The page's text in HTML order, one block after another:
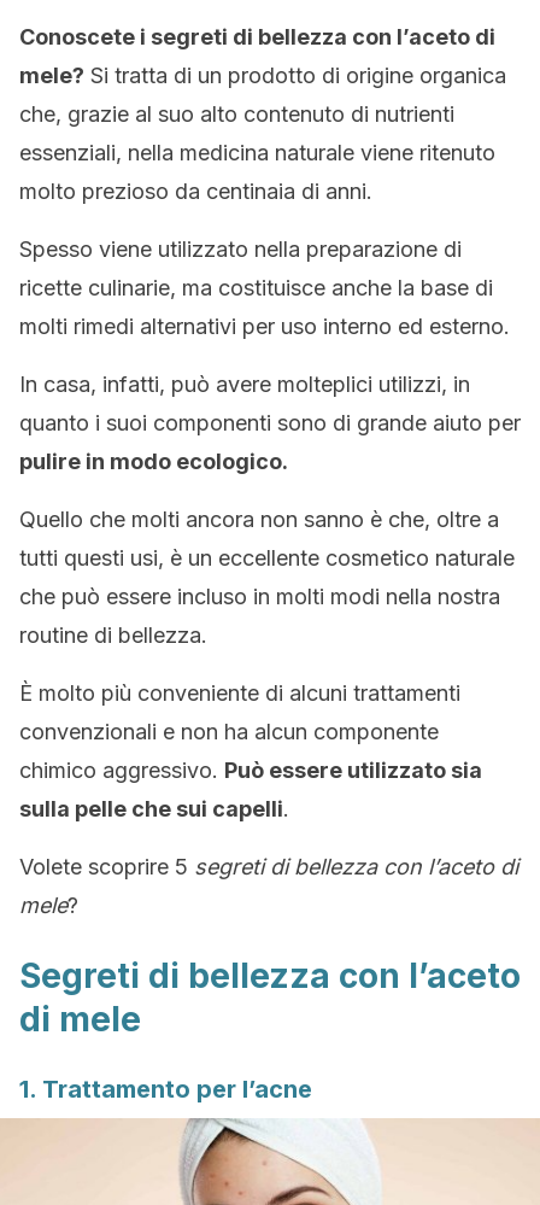
Conoscete i segreti di bellezza con l’aceto di
mele? Si tratta di un prodotto di origine organica
che, grazie al suo alto contenuto di nutrienti
essenziali, nella medicina naturale viene ritenuto
molto prezioso da centinaia di anni.
Spesso viene utilizzato nella preparazione di
ricette culinarie, ma costituisce anche la base di
molti rimedi alternativi per uso interno ed esterno.
In casa, infatti, può avere molteplici utilizzi, in
quanto i suoi componenti sono di grande aiuto per
pulire in modo ecologico.
Quello che molti ancora non sanno è che, oltre a
tutti questi usi, è un eccellente cosmetico naturale
che può essere incluso in molti modi nella nostra
routine di bellezza.
È molto più conveniente di alcuni trattamenti
convenzionali e non ha alcun componente
chimico aggressivo. Può essere utilizzato sia
sulla pelle che sui capelli.
Volete scoprire 5 segreti di bellezza con l’aceto di
mele?
Segreti di bellezza con l’aceto
di mele
1. Trattamento per l’acne